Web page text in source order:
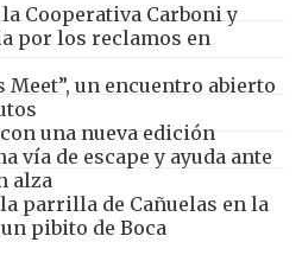
Cooperativa Carboni y
por los reclamos en
Meet”, un encuentro abierto
una nueva edición
vía de escape y ayuda ante
alza
parrilla de Cañuelas en la
pibito de Boca